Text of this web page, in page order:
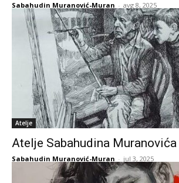
Sabahudin Muranović-Muran - avg 8, 2025
Atelje
Atelje Sabahudina
Sabahudin Muranović-Muran - jul 3, 2025